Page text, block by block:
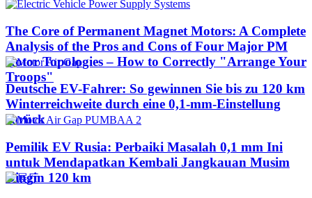
The Core of Permanent Magnet Motors: A Complete
Analysis of the Pros and Cons of Four Major PM
Rotor Topologies – How to Correctly "Arrange Your
Troops"
Deutsche EV-Fahrer: So gewinnen Sie bis zu 120 km
Winterreichweite durch eine 0,1-mm-Einstellung
zurück
Pemilik EV Rusia: Perbaiki Masalah 0,1 mm Ini
untuk Mendapatkan Kembali Jangkauan Musim
Dingin 120 km